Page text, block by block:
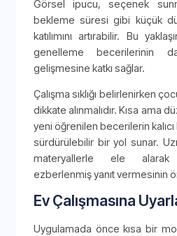
Görsel ipucu, seçenek
bekleme süresi gibi küçük
katılımını artırabilir. Bu
genelleme becerilerinin
gelişmesine katkı sağlar.
Çalışma sıklığı belirlenirken
dikkate alınmalıdır. Kısa ama
yeni öğrenilen becerilerin
sürdürülebilir bir yol sunar.
materyallerle ele alarak
ezberlenmiş yanıt vermesinin
Ev Çalışmasına
Uygulamada önce kısa bir